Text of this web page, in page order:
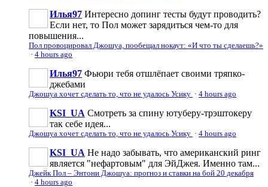
Илья97 Интересно допинг тесты будут проводить?
Если нет, то Пол может зарядиться чем-то для
повышения...
Пол провоцировал Джошуа, пообещал нокаут: «И что ты сделаешь?»
· 4 hours ago
Илья97 Фьюри тебя отшлёпает своими тряпко-
джебами
Джошуа хочет сделать то, что не удалось Усику · 4 hours ago
KSI_UA Смотреть за спину ютуберу-трэштокеру
так себе идея...
Джошуа хочет сделать то, что не удалось Усику · 4 hours ago
KSI_UA Не надо забывать, что американский ринг
является "нефартовым" для ЭйДжея. Именно там...
Джейк Пол – Энтони Джошуа: прогноз и ставки на бой 20 декабря
· 4 hours ago